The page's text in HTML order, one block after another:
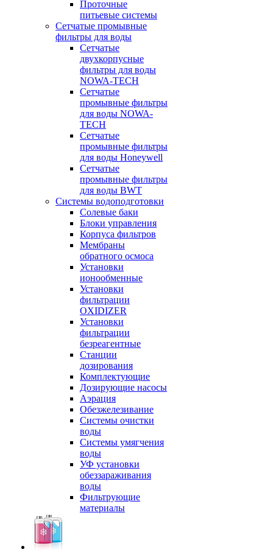
Проточные
питьевые системы
Сетчатые промывные
фильтры для воды
Сетчатые
двухкорпусные
фильтры для воды
NOWA-TECH
Сетчатые
промывные фильтры
для воды NOWA-
TECH
Сетчатые
промывные фильтры
для воды Honeywell
Сетчатые
промывные фильтры
для воды BWT
Системы водоподготовки
Солевые баки
Блоки управления
Корпуса фильтров
Мембраны
обратного осмоса
Установки
ионообменные
Установки
фильтрации
OXIDIZER
Установки
фильтрации
безреагентные
Станции
дозирования
Комплектующие
Дозирующие насосы
Аэрация
Обезжелезивание
Системы очистки
воды
Системы умягчения
воды
УФ установки
обеззараживания
воды
Фильтрующие
материалы